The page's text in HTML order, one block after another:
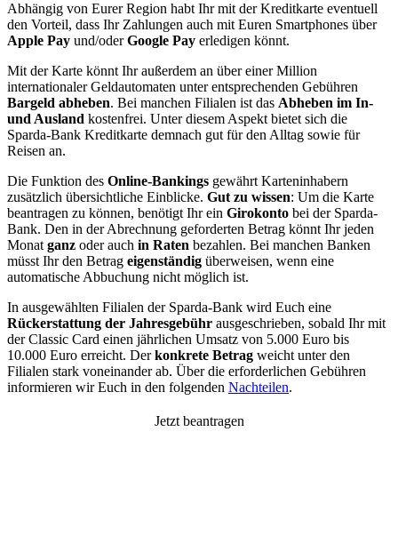
Abhängig von Eurer Region habt Ihr mit der Kreditkarte eventuell
den Vorteil, dass Ihr Zahlungen auch mit Euren Smartphones über
Apple Pay und/oderGoogle Pay erledigen könnt.
Mit der Karte könnt Ihr außerdem an über einer Million
internationaler Geldautomaten unter entsprechenden Gebühren
Bargeld abheben. Bei manchen Filialen ist das Abheben im In-
und Ausland kostenfrei. Unter diesem Aspekt bietet sich die
Sparda-Bank Kreditkarte demnach gut für den Alltag sowie für
Reisen an.
Die Funktion des Online-Bankings gewährt Karteninhabern
zusätzlich übersichtliche Einblicke. Gut zu wissen: Um die Karte
beantragen zu können, benötigt Ihr ein Girokonto bei der Sparda-
Bank. Den in der Abrechnung geforderten Betrag könnt Ihr jeden
Monat ganz oder auch in Raten bezahlen. Bei manchen Banken
müsst Ihr den Betrag eigenständig überweisen, wenn eine
automatische Abbuchung nicht möglich ist.
In ausgewählten Filialen der Sparda-Bank wird Euch eine
Rückerstattung der Jahresgebühr ausgeschrieben, sobald Ihr mit
der Classic Card einen jährlichen Umsatz von 5.000 Euro bis
10.000 Euro erreicht. Derkonkrete Betrag weicht unter den
Filialen stark voneinander ab. Über die erforderlichen Gebühren
informieren wir Euch in den folgenden Nachteilen.
Jetzt beantragen